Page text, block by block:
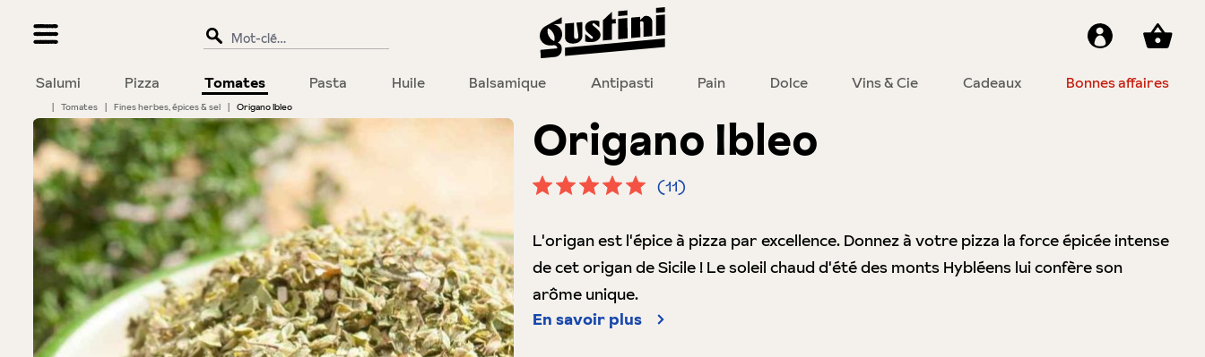
Salumi Pizza Tomates Pasta Huile Balsamique Antipasti Pain Dolce Vins & Cie Cadeaux Bonnes affaires
| Tomates | Fines herbes, épices & sel | Origano Ibleo
Bildergalerie überspringen Origano Ibleo
(11)
L'origan est l'épice à pizza par excellence. Donnez à votre pizza la force épicée intense
de cet origan de Sicile ! Le soleil chaud d'été des monts Hybléens lui confère son
arôme unique.
En savoir plus